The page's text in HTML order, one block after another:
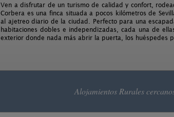
Ven a disfrutar de un turismo de calidad y confort,
Corbera es una finca situada a pocos kilómetros de
al ajetreo diario de la ciudad. Perfecto para una
habitaciones dobles e independizadas, cada una de
exterior donde nada más abrir la puerta, los huéspedes
Alojamientos Rurales